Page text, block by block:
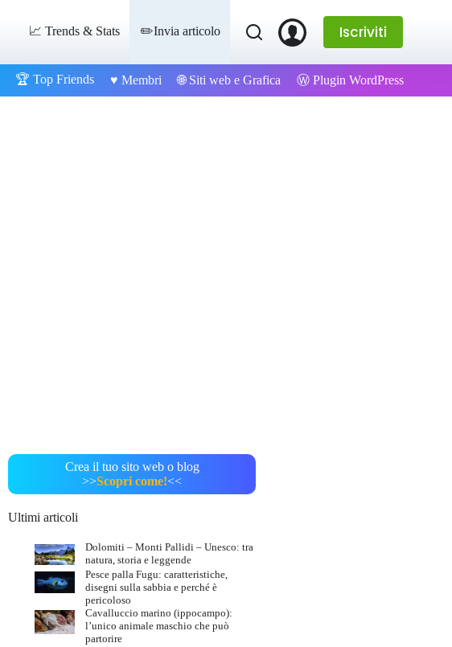
📈 Trends & Stats ✏️Invia articolo Iscriviti
🏆 Top Friends ♥️ Membri 🌐 Siti web e Grafica Ⓦ Plugin WordPress
Crea il tuo sito web o blog
>>Scopri come!<<
Ultimi articoli
Dolomiti – Monti Pallidi – Unesco: tra
natura, storia e leggende
Pesce palla Fugu: caratteristiche,
disegni sulla sabbia e perché è
pericoloso
Cavalluccio marino (ippocampo):
l’unico animale maschio che può
partorire